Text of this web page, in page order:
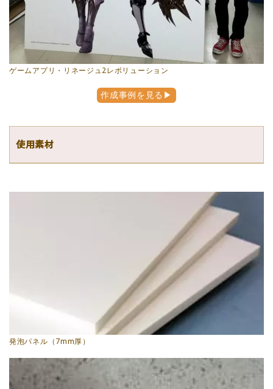
ゲームアプリ・リネージュ2レボリューション
作成事例を見る▶
使用素材
発泡パネル（7mm厚）